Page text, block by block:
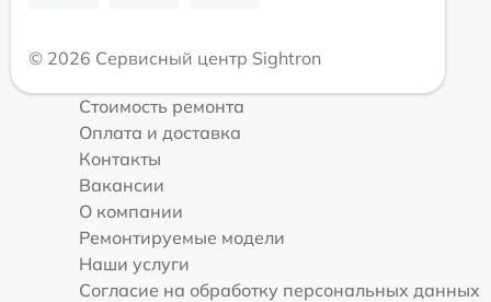
© 2026 Сервисный центр Sightron
Стоимость ремонта
Оплата и доставка
Контакты
Вакансии
О компании
Ремонтируемые модели
Наши услуги
Согласие на обработку персональных данных